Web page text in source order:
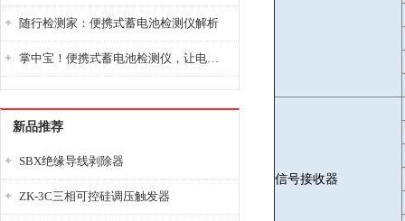
随行检测家：便携式蓄电池检测仪解析
掌中宝！便携式蓄电池检测仪，让电池检测变得简单又快捷！
新品推荐
SBX绝缘导线剥除器
ZK-3C三相可控硅调压触发器
信号接收器